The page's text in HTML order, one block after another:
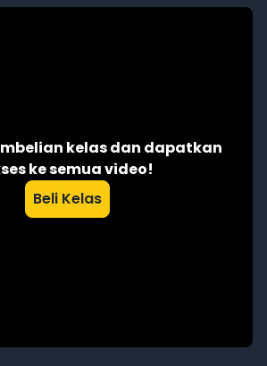
kelas dan dapatkan
ke semua video!
Beli Kelas